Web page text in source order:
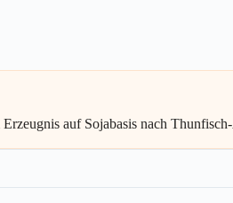
Erzeugnis auf Sojabasis nach